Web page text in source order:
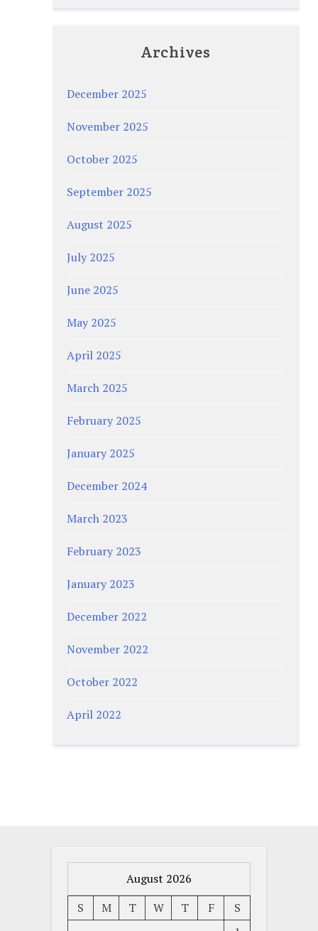
Archives
December 2025
November 2025
October 2025
September 2025
August 2025
July 2025
June 2025
May 2025
April 2025
March 2025
February 2025
January 2025
December 2024
March 2023
February 2023
January 2023
December 2022
November 2022
October 2022
April 2022
August 2026
S
M T W T F
S